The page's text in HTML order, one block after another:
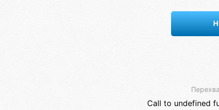
Call to undefined